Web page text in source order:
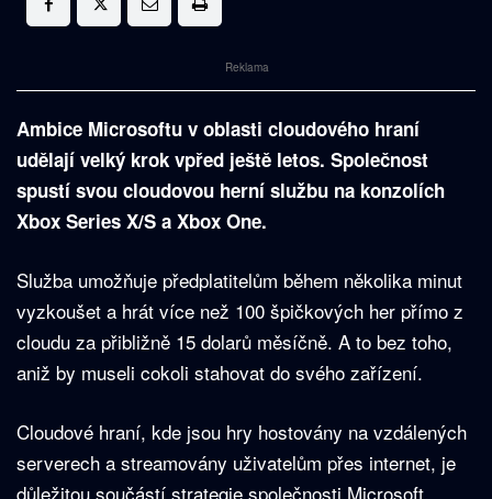
Reklama
Ambice Microsoftu v oblasti cloudového hraní
udělají velký krok vpřed ještě letos. Společnost
spustí svou cloudovou herní službu na konzolích
Xbox Series X/S a Xbox One.
Služba umožňuje předplatitelům během několika minut
vyzkoušet a hrát více než 100 špičkových her přímo z
cloudu za přibližně 15 dolarů měsíčně. A to bez toho,
aniž by museli cokoli stahovat do svého zařízení.
Cloudové hraní, kde jsou hry hostovány na vzdálených
serverech a streamovány uživatelům přes internet, je
důležitou součástí strategie společnosti Microsoft.